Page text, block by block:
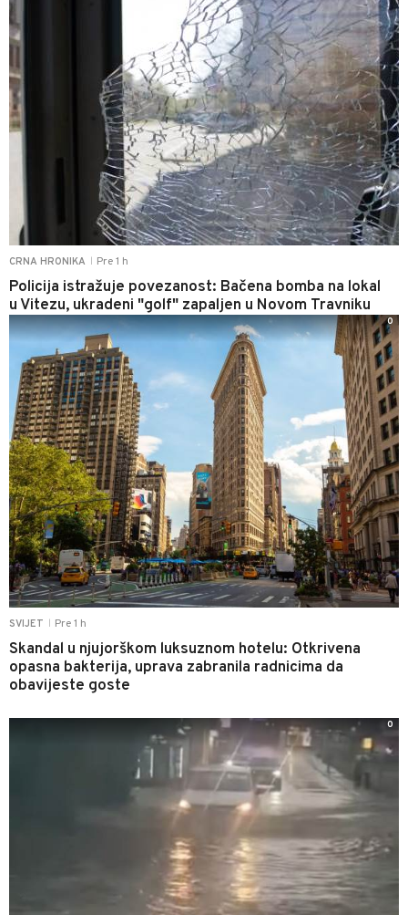
CRNA HRONIKA Pre 1 h
Policija istražuje povezanost: Bačena bomba na lokal
u Vitezu, ukradeni "golf" zapaljen u Novom Travniku
SVIJET Pre 1 h
Skandal u njujorškom luksuznom hotelu: Otkrivena
opasna bakterija, uprava zabranila radnicima da
obavijeste goste
0
0